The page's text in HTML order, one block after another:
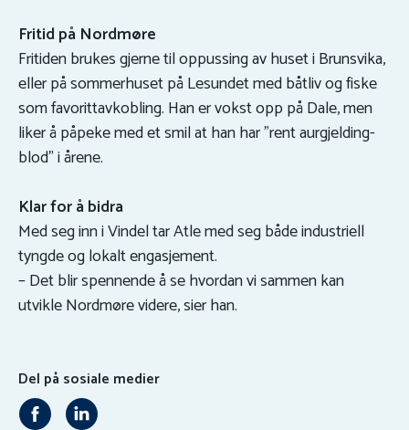
Fritid på Nordmøre
Fritiden brukes gjerne til oppussing av huset i Brunsvika,
eller på sommerhuset på Lesundet med båtliv og fiske
som favorittavkobling. Han er vokst opp på Dale, men
liker å påpeke med et smil at han har "rent aurgjelding-
blod" i årene.
Klar for å bidra
Med seg inn i Vindel tar Atle med seg både industriell
tyngde og lokalt engasjement.
– Det blir spennende å se hvordan vi sammen kan
utvikle Nordmøre videre, sier han.
Del på sosiale medier